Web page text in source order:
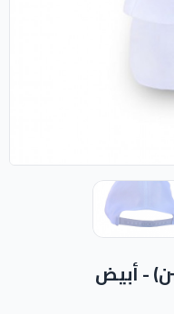
- أبيض